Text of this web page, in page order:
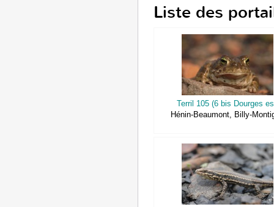
Liste des
Terril 105 (6 bis Dourges
Hénin-Beaumont, Billy-